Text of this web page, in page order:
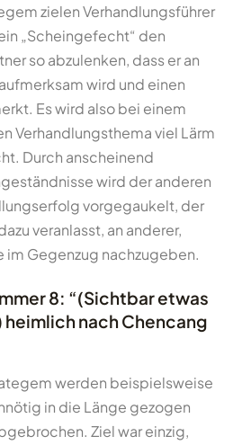
zielen Verhandlungsführer
„Scheingefecht“ den
so abzulenken, dass er an
wird und einen
Es wird also bei einem
Verhandlungsthema viel Lärm
Durch anscheinend
wird der anderen
vorgegaukelt, der
veranlasst, an anderer,
Gegenzug nachzugeben.
8: “(Sichtbar etwas
nach Chencang
werden beispielsweise
in die Länge gezogen
Ziel war einzig,